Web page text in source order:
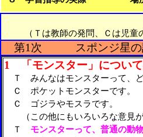
（Ｔは教師の発問、Ｃは児童
第1次
スポンジ星
1 「モンスター」について
Ｔ みんなはモンスターって、
Ｃ ポケットモンスターです。
Ｃ ゴジラやモスラです。
（この他にもいろいろな意見が
Ｔ モンスターって、普通の動